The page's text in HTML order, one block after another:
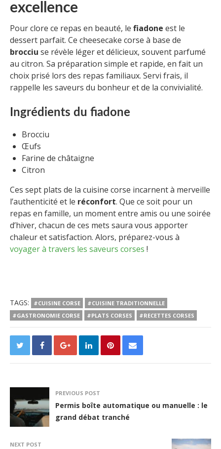
excellence
Pour clore ce repas en beauté, le fiadone est le
dessert parfait. Ce cheesecake corse à base de
brocciu se révèle léger et délicieux, souvent parfumé
au citron. Sa préparation simple et rapide, en fait un
choix prisé lors des repas familiaux. Servi frais, il
rappelle les saveurs du bonheur et de la convivialité.
Ingrédients du fiadone
Brocciu
Œufs
Farine de châtaigne
Citron
Ces sept plats de la cuisine corse incarnent à merveille
l’authenticité et le réconfort. Que ce soit pour un
repas en famille, un moment entre amis ou une soirée
d’hiver, chacun de ces mets saura vous apporter
chaleur et satisfaction. Alors, préparez-vous à
voyager à travers les saveurs corses !
TAGS: #CUISINE CORSE
#CUISINE TRADITIONNELLE
#GASTRONOMIE CORSE
#PLATS CORSES #RECETTES CORSES
PREVIOUS POST
Permis boîte automatique ou manuelle : le
grand débat tranché
NEXT POST